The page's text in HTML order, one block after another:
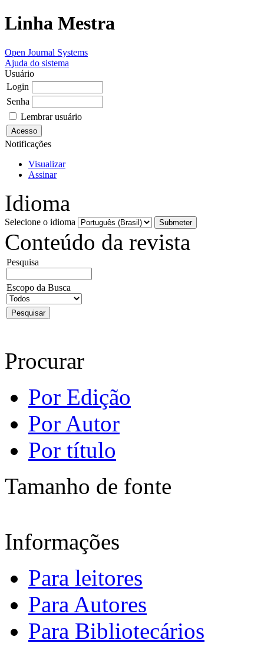
Linha Mestra
Open Journal Systems
Ajuda do sistema
Usuário
Login
Senha
Lembrar usuário
Notificações
Visualizar
Assinar
Idioma
Selecione o idioma
Conteúdo da revista
Pesquisa
Escopo da Busca
Procurar
Por Edição
Por Autor
Por título
Tamanho de fonte
Informações
Para leitores
Para Autores
Para Bibliotecários